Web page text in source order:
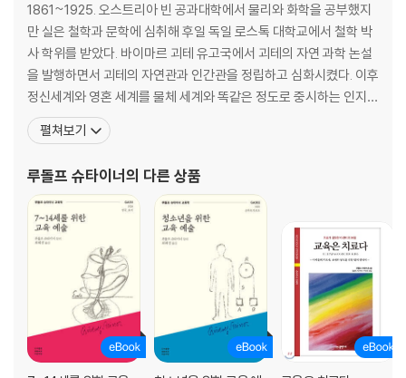
1861~1925. 오스트리아 빈 공과대학에서 물리와 화학을 공부했지
만 실은 철학과 문학에 심취해 후일 독일 로스톡 대학교에서 철학 박
사 학위를 받았다. 바이마르 괴테 유고국에서 괴테의 자연 과학 논설
을 발행하면서 괴테의 자연관과 인간관을 정립하고 심화시켰다. 이후
정신세계와 영혼 세계를 물체 세계와 똑같은 정도로 중시하는 인지학
을 창시하고, 제 1차 세계대전을 기점으로 추종자들의 요구에 따라 철
학적, 인지학적 정신과학에서 실생활에 적용할 수 있는 학문 분야를
교육학, 생명 역동 농법, 인지학적 의학과 약학, 사회
펼쳐보기
루돌프 슈타이너의 다른 상품